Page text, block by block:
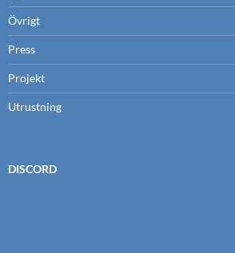
Övrigt
Press
Projekt
Utrustning
DISCORD